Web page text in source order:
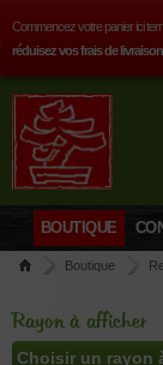
Commencez votre panier ici
réduisez vos frais de livraison
BOUTIQUE
Boutique
Rayon à afficher